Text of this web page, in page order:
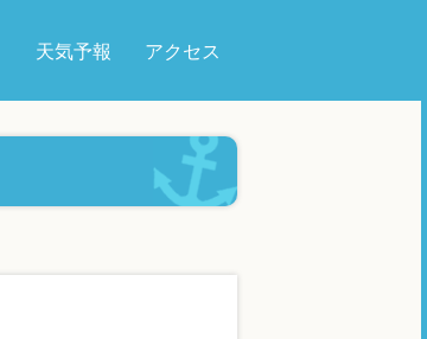
天気予報 アクセス